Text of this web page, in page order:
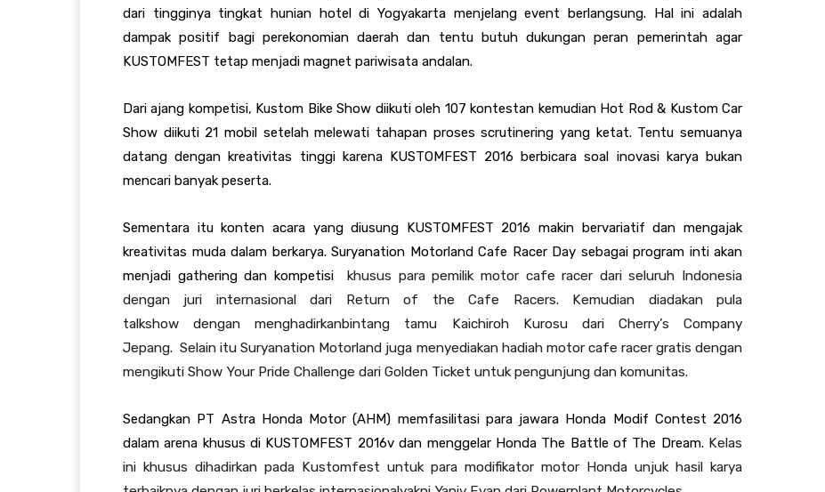
dari tingginya tingkat hunian hotel di Yogyakarta menjelang event berlangsung. Hal ini adalah
dampak positif bagi perekonomian daerah dan tentu butuh dukungan peran pemerintah agar
KUSTOMFEST tetap menjadi magnet pariwisata andalan.
Dari ajang kompetisi, Kustom Bike Show diikuti oleh 107 kontestan kemudian Hot Rod & Kustom Car
Show diikuti 21 mobil setelah melewati tahapan proses scrutinering yang ketat. Tentu semuanya
datang dengan kreativitas tinggi karena KUSTOMFEST 2016 berbicara soal inovasi karya bukan
mencari banyak peserta.
Sementara itu konten acara yang diusung KUSTOMFEST 2016 makin bervariatif dan mengajak
kreativitas muda dalam berkarya. Suryanation Motorland Cafe Racer Day sebagai program inti akan
menjadi gathering dan kompetisi
khusus para pemilik motor cafe racer dari seluruh Indonesia
dengan juri internasional dari Return of the Cafe Racers. Kemudian diadakan pula
talkshowdenganmenghadirkanbintang tamu Kaichiroh Kurosu dari Cherry’s Company
Jepang. Selain itu Suryanation Motorland juga menyediakan hadiah motor cafe racer gratis dengan
mengikuti Show Your Pride Challenge dari Golden Ticket untuk pengunjung dan komunitas.
Sedangkan PT Astra Honda Motor (AHM) memfasilitasi para jawara Honda Modif Contest 2016
dalam arena khusus di KUSTOMFEST 2016v dan menggelar Honda The Battle of The Dream. Kelas
ini khusus dihadirkan pada Kustomfest untuk para modifikator motor Honda unjuk hasil karya